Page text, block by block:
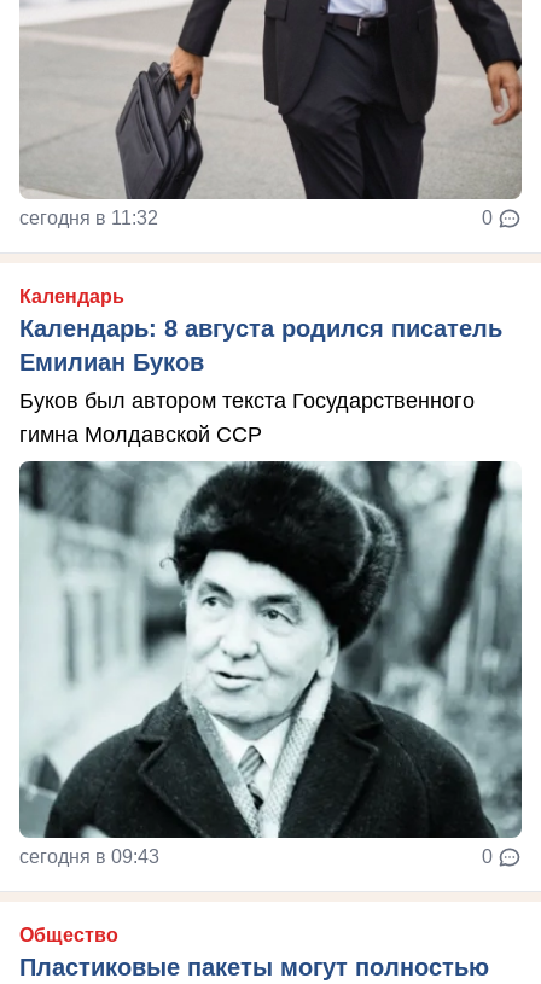
сегодня в 11:32 0
Календарь
Календарь: 8 августа родился писатель
Емилиан Буков
Буков был автором текста Государственного
гимна Молдавской ССР
сегодня в 09:43 0
Общество
Пластиковые пакеты могут полностью